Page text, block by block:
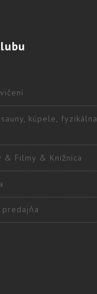
sauny, kúpele, fyzikálna
& Filmy & Knižnica